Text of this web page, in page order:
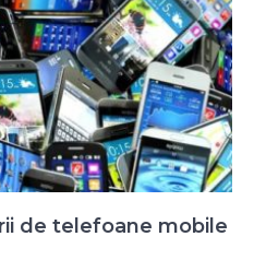
de telefoane mobile